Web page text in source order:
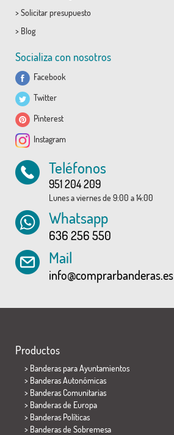
> Solicitar presupuesto
> Blog
Socializa con nosotros
Facebook
Twitter
Pinterest
Instagram
Teléfonos
951 204 209
Lunes a viernes de 9:00 a 14:00
Whatsapp
636 256 550
Mail
info@comprarbanderas.es
Productos
> Banderas para Ayuntamientos
> Banderas Autonómicas
> Banderas Comunitarias
> Banderas de Europa
> Banderas Políticas
> Banderas de Sobremesa